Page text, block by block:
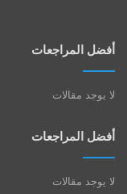
أفضل المراجعات
لا يوجد مقالات
أفضل المراجعات
لا يوجد مقالات